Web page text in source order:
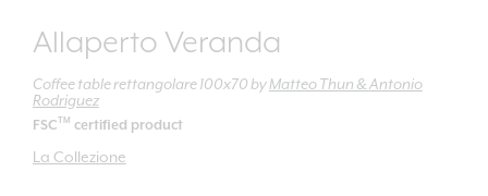
Allaperto Veranda
Coffee table rettangolare 100x70byMatteo Thun & Antonio
Rodriguez
FSC TM certified product
La Collezione